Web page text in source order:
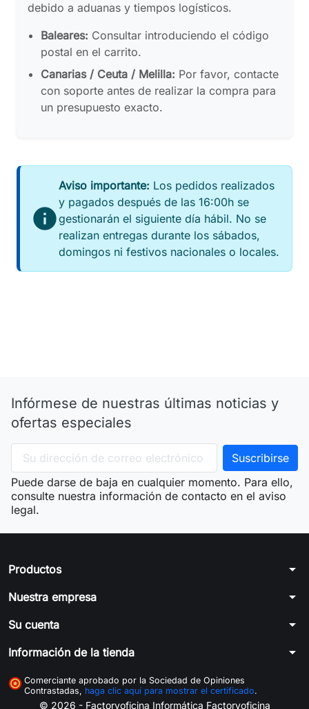
debido a aduanas y tiempos logísticos.
Baleares: Consultar introduciendo el código
postal en el carrito.
Canarias / Ceuta / Melilla: Por favor, contacte
con soporte antes de realizar la compra para
un presupuesto exacto.
info
Aviso importante: Los pedidos realizados
y pagados después de las 16:00h se
gestionarán el siguiente día hábil. No se
realizan entregas durante los sábados,
domingos ni festivos nacionales o locales.
Infórmese de nuestras últimas noticias y
ofertas especiales
Puede darse de baja en cualquier momento. Para ello,
consulte nuestra información de contacto en el aviso
legal.
Productos arrow_drop_down
Nuestra empresa arrow_drop_down
Su cuenta arrow_drop_down
Información de la tienda arrow_drop_down
Comerciante aprobado por la Sociedad de Opiniones
Contrastadas, haga clic aquí para mostrar el certificado.
© 2026 - Factoryoficina Informática Factoryoficina